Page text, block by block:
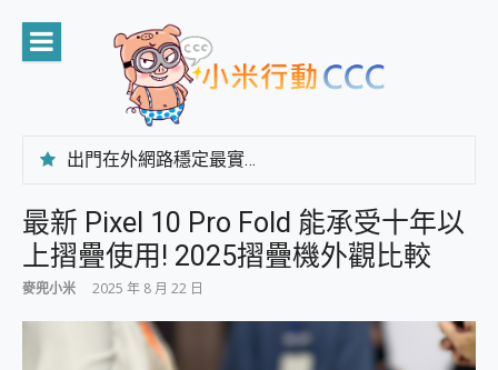
content
出門在外網路穩定最實在 「台灣大哥大」榮獲 4G/5G 在線率全球 NO.3 全台第一與全台六冠王實測心得，走到哪順到哪！
CP 值天花板~ Bongcom BS5 足球君開箱~ 短焦投影機 3千元就能擁有！ 折扣碼在這～
專為 PC上的 XBOX和掌機設計的 FireCuda X1070 SSD 固態硬碟開箱 評測
台灣製攝影機在這裡，100%全無線設計 SpotCam Solo Eco 太陽能防水雲端攝影機 SpotCam Solo 3 2.5K高畫質戶外攝影機 開箱 評測
最新 Pixel 10 Pro Fold 能承受十年以
上摺疊使用! 2025摺疊機外觀比較
麥兜小米 2025 年 8 月 22 日